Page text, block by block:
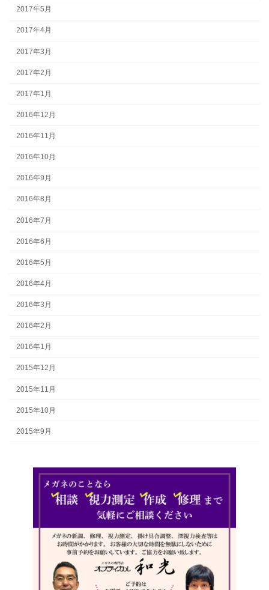
2017年5月
2017年4月
2017年3月
2017年2月
2017年1月
2016年12月
2016年11月
2016年10月
2016年9月
2016年8月
2016年7月
2016年6月
2016年5月
2016年4月
2016年3月
2016年2月
2016年1月
2015年12月
2015年11月
2015年10月
2015年9月